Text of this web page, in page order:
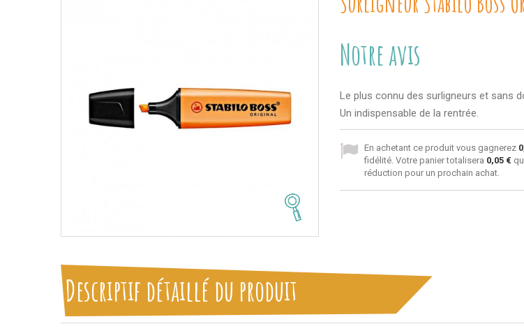
Notre avis
Le plus connu des surligneurs et sans
Un indispensable de la rentrée.
En achetant ce produit vous gagnerez
fidélité. Votre panier totalisera 0,05 €
réduction pour un prochain achat.
Descriptif détaillé du produit